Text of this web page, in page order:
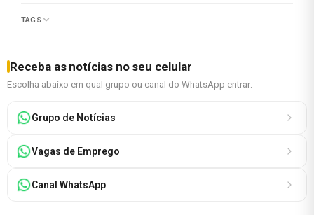
TAGS
Receba as notícias no seu celular
Escolha abaixo em qual grupo ou canal do WhatsApp entrar:
Grupo de Notícias
Vagas de Emprego
Canal WhatsApp